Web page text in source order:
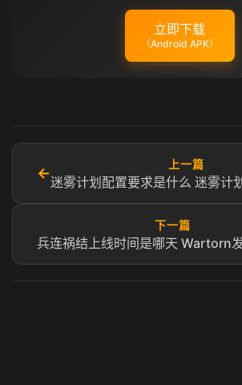
立即下载
（Android APK）
←
上一篇
迷雾计划配置要求是什么 迷雾计
下一篇
兵连祸结上线时间是哪天 Wartorn